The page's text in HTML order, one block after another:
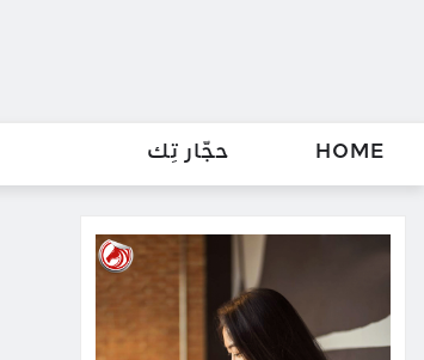
HOME حجّار تِك